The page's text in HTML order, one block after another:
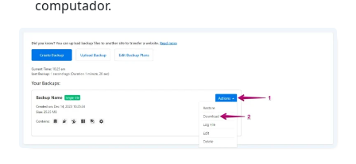
computador.